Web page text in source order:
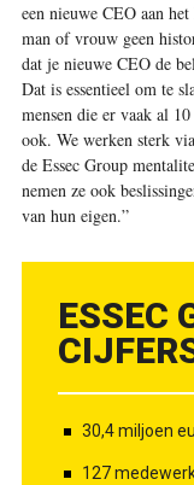
een nieuwe CEO aan
man of vrouw geen
dat je nieuwe CEO de
Dat is essentieel om te
mensen die er vaak al
ook. We werken sterk
de Essec Group
nemen ze ook
van hun eigen.”
ESSEC
30,4 miljoen
127